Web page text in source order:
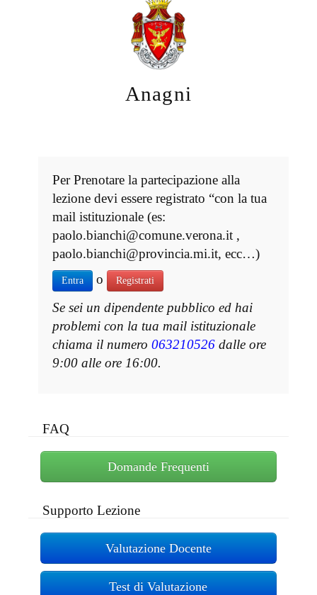
Anagni
Per Prenotare la partecipazione alla
lezione devi essere registrato “con la tua
mail istituzionale (es:
paolo.bianchi@comune.verona.it ,
paolo.bianchi@provincia.mi.it, ecc…)
Entra o Registrati
Se sei un dipendente pubblico ed hai
problemi con la tua mail istituzionale
chiama il numero 063210526 dalle ore
9:00 alle ore 16:00.
FAQ
Domande Frequenti
Supporto Lezione
Valutazione Docente
Test di Valutazione